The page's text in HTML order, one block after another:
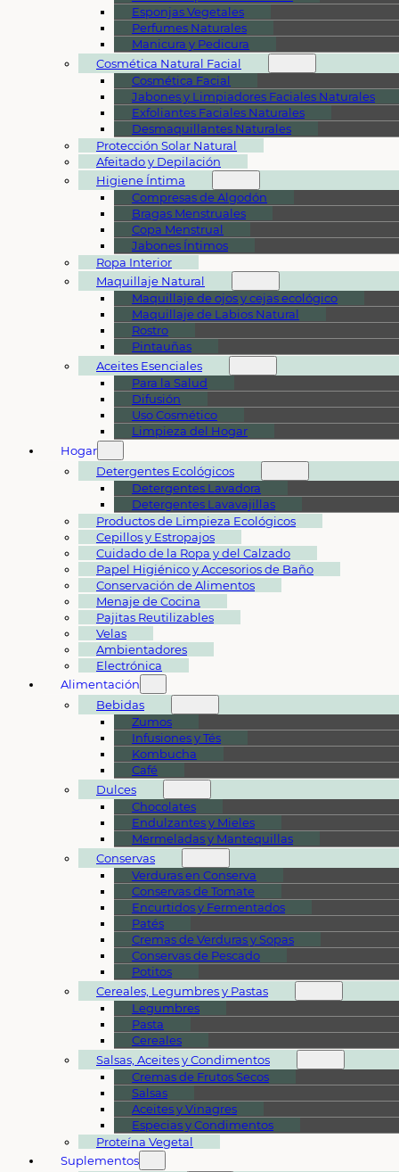
Esponjas Vegetales
Perfumes Naturales
Manicura y Pedicura
Cosmética Natural Facial
Cosmética Facial
Jabones y Limpiadores Faciales Naturales
Exfoliantes Faciales Naturales
Desmaquillantes Naturales
Protección Solar Natural
Afeitado y Depilación
Higiene Íntima
Compresas de Algodón
Bragas Menstruales
Copa Menstrual
Jabones Íntimos
Ropa Interior
Maquillaje Natural
Maquillaje de ojos y cejas ecológico
Maquillaje de Labios Natural
Rostro
Pintauñas
Aceites Esenciales
Para la Salud
Difusión
Uso Cosmético
Limpieza del Hogar
Hogar
Detergentes Ecológicos
Detergentes Lavadora
Detergentes Lavavajillas
Productos de Limpieza Ecológicos
Cepillos y Estropajos
Cuidado de la Ropa y del Calzado
Papel Higiénico y Accesorios de Baño
Conservación de Alimentos
Menaje de Cocina
Pajitas Reutilizables
Velas
Ambientadores
Electrónica
Alimentación
Bebidas
Zumos
Infusiones y Tés
Kombucha
Café
Dulces
Chocolates
Endulzantes y Mieles
Mermeladas y Mantequillas
Conservas
Verduras en Conserva
Conservas de Tomate
Encurtidos y Fermentados
Patés
Cremas de Verduras y Sopas
Conservas de Pescado
Potitos
Cereales, Legumbres y Pastas
Legumbres
Pasta
Cereales
Salsas, Aceites y Condimentos
Cremas de Frutos Secos
Salsas
Aceites y Vinagres
Especias y Condimentos
Proteína Vegetal
Suplementos